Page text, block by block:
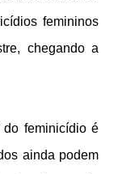
femininos
chegando a
feminicídio é
ainda podem